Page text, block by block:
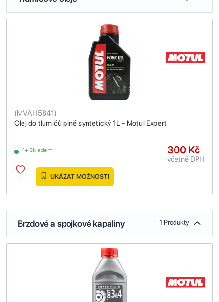
Olej do tlumičů plně syntetický 1L - Motul Expert
(MVAH5841)
4+ Skladem 300 Kč
včetně DPH
UKÁZAT MOŽNOSTI
Brzdové a spojkové kapaliny 1 Produkty